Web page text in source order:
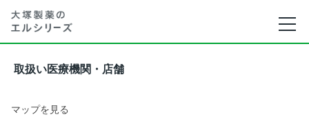
取扱い医療機関・店舗
マップを見る